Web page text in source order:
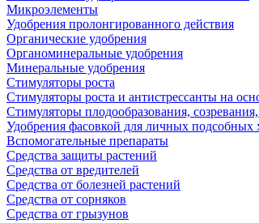
Микроэлементы
Удобрения пролонгированного действия
Органические удобрения
Органоминеральные удобрения
Минеральные удобрения
Стимуляторы роста
Стимуляторы роста и антистрессанты на
Стимуляторы плодообразования,
Удобрения фасовкой для личных подсобных
Вспомогательные препараты
Средства защиты растений
Средства от вредителей
Средства от болезней растений
Средства от сорняков
Средства от грызунов